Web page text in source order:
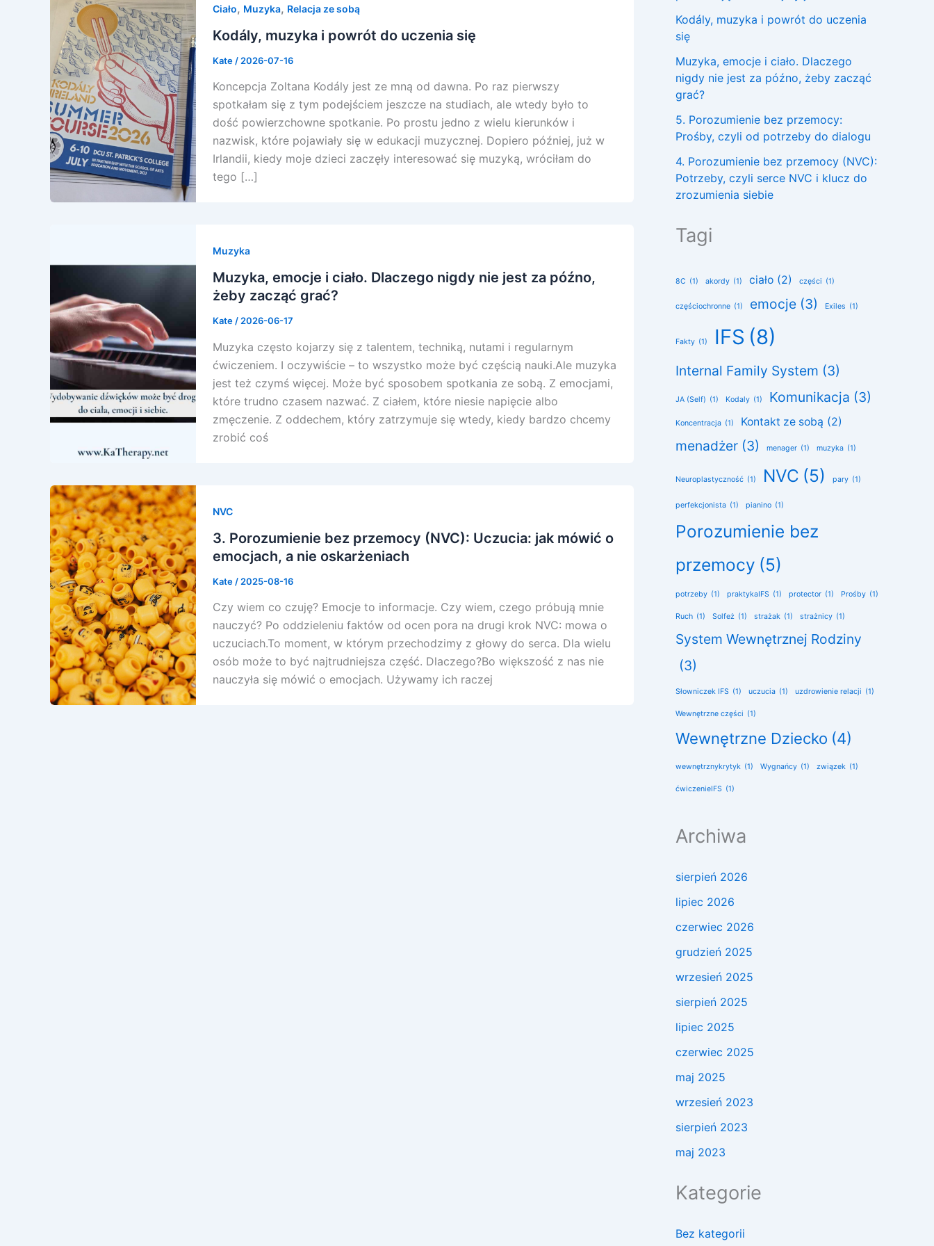
Ciało, Muzyka, Relacja ze sobą
Kodály, muzyka i powrót do uczenia się
Kate / 2026-07-16
Koncepcja Zoltana Kodály jest ze mną od dawna. Po raz pierwszy
spotkałam się z tym podejściem jeszcze na studiach, ale wtedy było to
dość powierzchowne spotkanie. Po prostu jedno z wielu kierunków i
nazwisk, które pojawiały się w edukacji muzycznej. Dopiero później, już w
Irlandii, kiedy moje dzieci zaczęły interesować się muzyką, wróciłam do
tego […]
Muzyka
Muzyka, emocje i ciało. Dlaczego nigdy nie jest za późno,
żeby zacząć grać?
Kate / 2026-06-17
Muzyka często kojarzy się z talentem, techniką, nutami i regularnym
ćwiczeniem. I oczywiście – to wszystko może być częścią nauki.Ale muzyka
jest też czymś więcej. Może być sposobem spotkania ze sobą. Z emocjami,
które trudno czasem nazwać. Z ciałem, które niesie napięcie albo
zmęczenie. Z oddechem, który zatrzymuje się wtedy, kiedy bardzo chcemy
zrobić coś
NVC
3. Porozumienie bez przemocy (NVC): Uczucia: jak mówić o
emocjach, a nie oskarżeniach
Kate / 2025-08-16
Czy wiem co czuję? Emocje to informacje. Czy wiem, czego próbują mnie
nauczyć? Po oddzieleniu faktów od ocen pora na drugi krok NVC: mowa o
uczuciach.To moment, w którym przechodzimy z głowy do serca. Dla wielu
osób może to być najtrudniejsza część. Dlaczego?Bo większość z nas nie
nauczyła się mówić o emocjach. Używamy ich raczej
Kodály, muzyka i powrót do uczenia
się
Muzyka, emocje i ciało. Dlaczego
nigdy nie jest za późno, żeby zacząć
grać?
5. Porozumienie bez przemocy:
Prośby, czyli od potrzeby do dialogu
4. Porozumienie bez przemocy (NVC):
Potrzeby, czyli serce NVC i klucz do
zrozumienia siebie
Tagi
8C (1) akordy (1) ciało (2) części (1)
częściochronne (1) emocje (3) Exiles (1)
Fakty (1) IFS (8)
Internal Family System (3)
JA (Self) (1) Kodaly (1) Komunikacja (3)
Koncentracja (1) Kontakt ze sobą (2)
menadżer (3) menager (1) muzyka (1)
Neuroplastyczność (1) NVC (5) pary (1)
perfekcjonista (1) pianino (1)
Porozumienie bez
przemocy (5)
potrzeby (1) praktykaIFS (1) protector (1) Prośby (1)
Ruch (1) Solfeż (1) strażak (1) strażnicy (1)
System Wewnętrznej Rodziny
(3)
Słowniczek IFS (1) uczucia (1) uzdrowienie relacji (1)
Wewnętrzne części (1)
Wewnętrzne Dziecko (4)
wewnętrznykrytyk (1) Wygnańcy (1) związek (1)
ćwiczenieIFS (1)
Archiwa
sierpień 2026
lipiec 2026
czerwiec 2026
grudzień 2025
wrzesień 2025
sierpień 2025
lipiec 2025
czerwiec 2025
maj 2025
wrzesień 2023
sierpień 2023
maj 2023
Kategorie
Bez kategorii